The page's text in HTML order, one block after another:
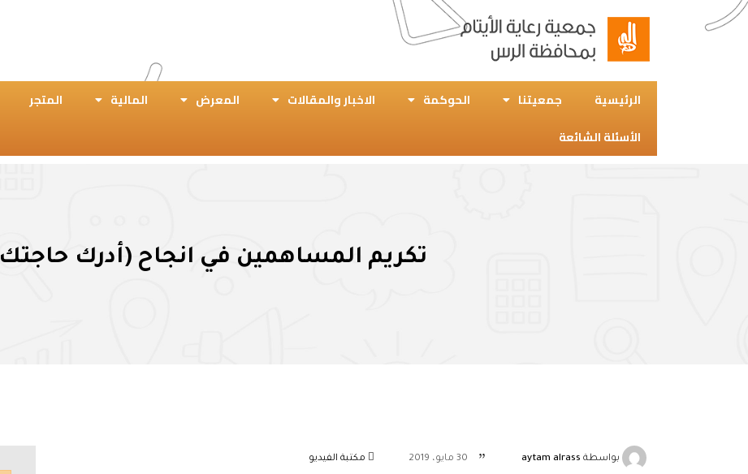
الرئيسية جمعيتنا الحوكمة الاخبار والمقالات المعرض المالية المتجر
الأسئلة الشائعة
تكريم المساهمين في انجاح (أدرك حاجتك3)
بواسطة aytam alrass مكتبة الفيديو